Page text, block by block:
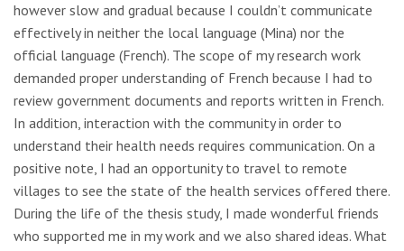
however slow and gradual because I couldn’t communicate
effectively in neither the local language (Mina) nor the
official language (French). The scope of my research work
demanded proper understanding of French because I had to
review government documents and reports written in French.
In addition, interaction with the community in order to
understand their health needs requires communication. On a
positive note, I had an opportunity to travel to remote
villages to see the state of the health services offered there.
During the life of the thesis study, I made wonderful friends
who supported me in my work and we also shared ideas. What